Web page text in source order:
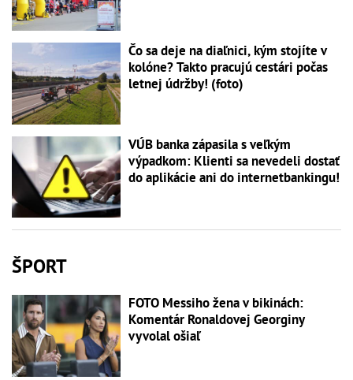
Čo sa deje na diaľnici, kým stojíte v
kolóne? Takto pracujú cestári počas
letnej údržby! (foto)
VÚB banka zápasila s veľkým
výpadkom: Klienti sa nevedeli dostať
do aplikácie ani do internetbankingu!
ŠPORT
FOTO Messiho žena v bikinách:
Komentár Ronaldovej Georginy
vyvolal ošiaľ